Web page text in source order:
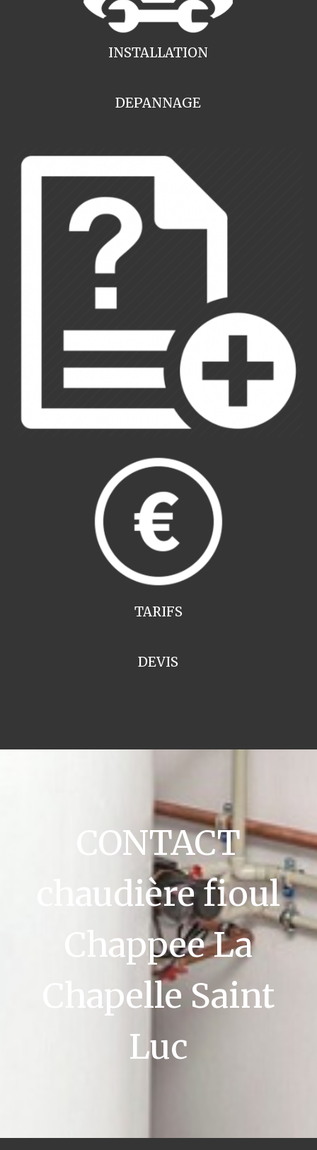
INSTALLATION
DEPANNAGE
TARIFS
DEVIS
CONTACT
chaudière fioul
Chappee La
Chapelle Saint
Luc